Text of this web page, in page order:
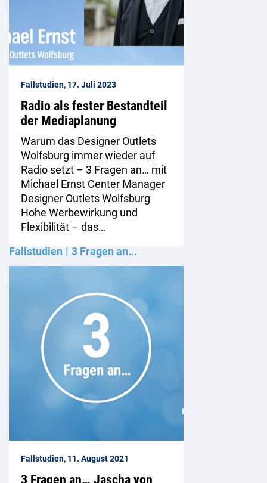
Fallstudien, 17. Juli 2023
Radio als fester Bestandteil
der Mediaplanung
Warum das Designer Outlets
Wolfsburg immer wieder auf
Radio setzt – 3 Fragen an… mit
Michael Ernst Center Manager
Designer Outlets Wolfsburg
Hohe Werbewirkung und
Flexibilität – das…
Fallstudien
3 Fragen an...
Fallstudien, 11. August 2021
3 Fragen an… Jascha von